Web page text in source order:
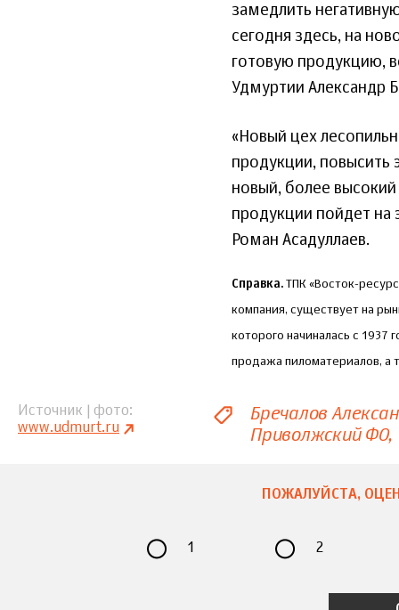
замедлить
сегодня здесь, на
готовую продукцию,
Удмуртии Александр
«Новый цех
продукции, повысить
новый, более
продукции пойдет на
Роман Асадуллаев.
Справка. ТПК «Восток-
компания, существует на
которого начиналась с 1937
продажа пиломатериалов, а
Источник | фото
www.udmurt.ru
Бречалов
Приволжский ФО
ПОЖАЛУЙСТА,
1 2